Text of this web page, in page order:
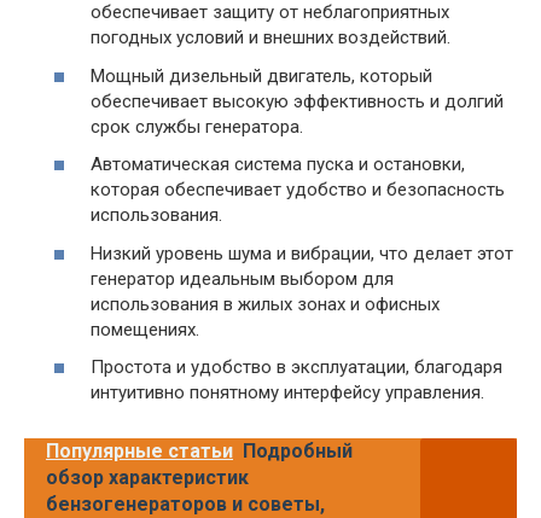
обеспечивает защиту от неблагоприятных
погодных условий и внешних воздействий.
Мощный дизельный двигатель, который
обеспечивает высокую эффективность и долгий
срок службы генератора.
Автоматическая система пуска и остановки,
которая обеспечивает удобство и безопасность
использования.
Низкий уровень шума и вибрации, что делает этот
генератор идеальным выбором для
использования в жилых зонах и офисных
помещениях.
Простота и удобство в эксплуатации, благодаря
интуитивно понятному интерфейсу управления.
Популярные статьи Подробный
обзор характеристик
бензогенераторов и советы,